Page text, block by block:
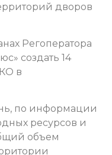
дворов
Регоператора
создать 14
в
по информации
ресурсов и
объем